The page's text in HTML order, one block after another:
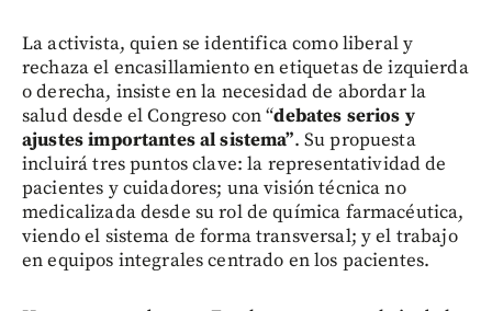
La activista, quien se identifica como liberal y
rechaza el encasillamiento en etiquetas de izquierda
o derecha, insiste en la necesidad de abordar la
salud desde el Congreso con “debates serios y
ajustes importantes al sistema”. Su propuesta
incluirá tres puntos clave: la representatividad de
pacientes y cuidadores; una visión técnica no
medicalizada desde su rol de química farmacéutica,
viendo el sistema de forma transversal; y el trabajo
en equipos integrales centrado en los pacientes.